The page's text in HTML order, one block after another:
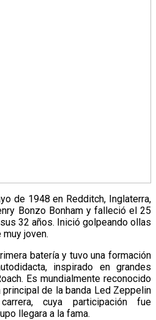
de 1948 en Redditch, Inglaterra,
Bonzo Bonham y falleció el 25
32 años. Inició golpeando ollas
joven.
batería y tuvo una formación
inspirado en grandes
Es mundialmente reconocido
de la banda Led Zeppelin
cuya participación fue
llegara a la fama.